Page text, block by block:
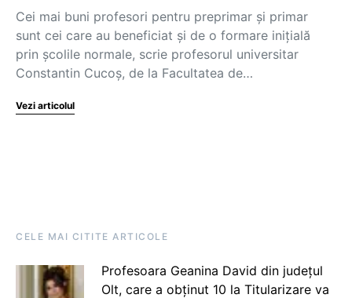
Cei mai buni profesori pentru preprimar și primar
sunt cei care au beneficiat și de o formare inițială
prin școlile normale, scrie profesorul universitar
Constantin Cucoș, de la Facultatea de…
Vezi articolul
CELE MAI CITITE ARTICOLE
Profesoara Geanina David din județul
Olt, care a obținut 10 la Titularizare va